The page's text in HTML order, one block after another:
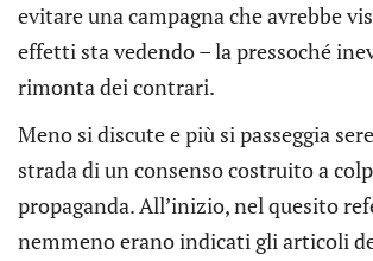
evitare una campagna che avrebbe
effetti sta vedendo – la pressoché
rimonta dei contrari.
Meno si discute e più si passeggia
strada di un consenso costruito a
propaganda. All’inizio, nel quesito
nemmeno erano indicati gli articoli